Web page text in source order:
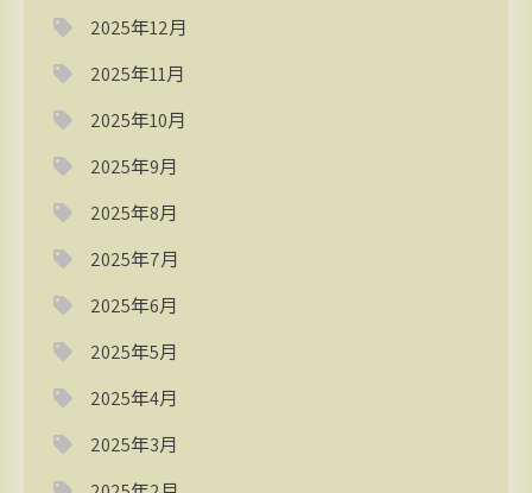
2025年12月
2025年11月
2025年10月
2025年9月
2025年8月
2025年7月
2025年6月
2025年5月
2025年4月
2025年3月